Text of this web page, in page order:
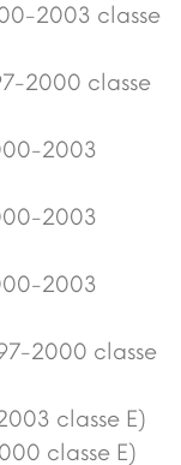
2003 classe
2000 classe
2003
2003
2003
2000 classe
classe E)
classe E)